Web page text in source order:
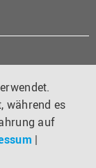
während es
auf
|